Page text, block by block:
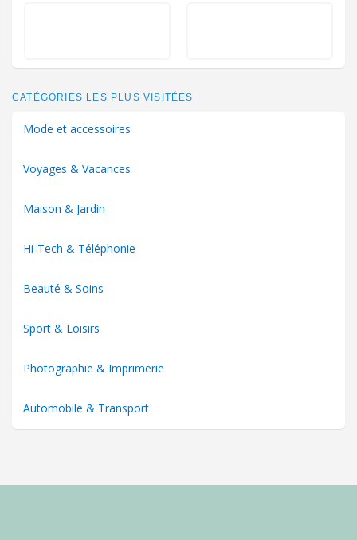
CATÉGORIES LES PLUS VISITÉES
Mode et accessoires
Voyages & Vacances
Maison & Jardin
Hi-Tech & Téléphonie
Beauté & Soins
Sport & Loisirs
Photographie & Imprimerie
Automobile & Transport